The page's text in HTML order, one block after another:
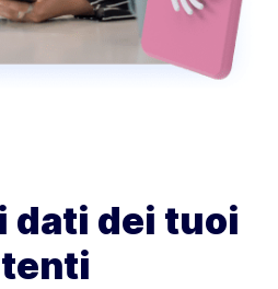
dati dei tuoi